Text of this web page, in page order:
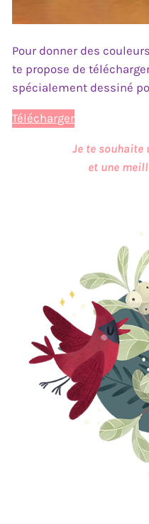
Pour donner des
te propose de
spécialement dessiné
Télécharger
Je te souhaite
et une